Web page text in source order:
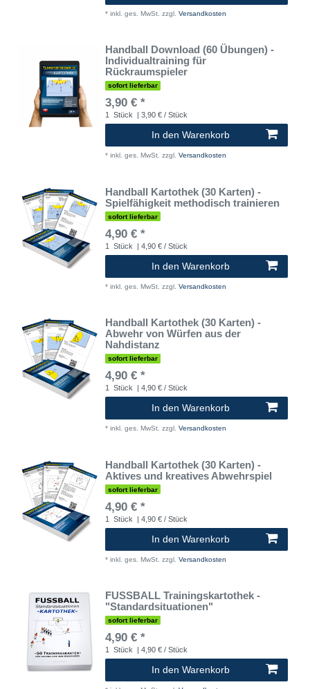
* inkl. ges. MwSt. zzgl. Versandkosten
Handball Download (60 Übungen) -
Individualtraining für
Rückraumspieler
sofort lieferbar
3,90 € *
1 Stück | 3,90 € / Stück
In den Warenkorb
* inkl. ges. MwSt. zzgl. Versandkosten
Handball Kartothek (30 Karten) -
Spielfähigkeit methodisch trainieren
sofort lieferbar
4,90 € *
1 Stück | 4,90 € / Stück
In den Warenkorb
* inkl. ges. MwSt. zzgl. Versandkosten
Handball Kartothek (30 Karten) -
Abwehr von Würfen aus der
Nahdistanz
sofort lieferbar
4,90 € *
1 Stück | 4,90 € / Stück
In den Warenkorb
* inkl. ges. MwSt. zzgl. Versandkosten
Handball Kartothek (30 Karten) -
Aktives und kreatives Abwehrspiel
sofort lieferbar
4,90 € *
1 Stück | 4,90 € / Stück
In den Warenkorb
* inkl. ges. MwSt. zzgl. Versandkosten
FUSSBALL Trainingskartothek -
"Standardsituationen"
sofort lieferbar
4,90 € *
1 Stück | 4,90 € / Stück
In den Warenkorb